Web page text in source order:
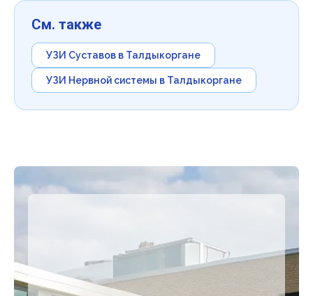
См. также
УЗИ Суставов в Талдыкоргане
УЗИ Нервной системы в Талдыкоргане